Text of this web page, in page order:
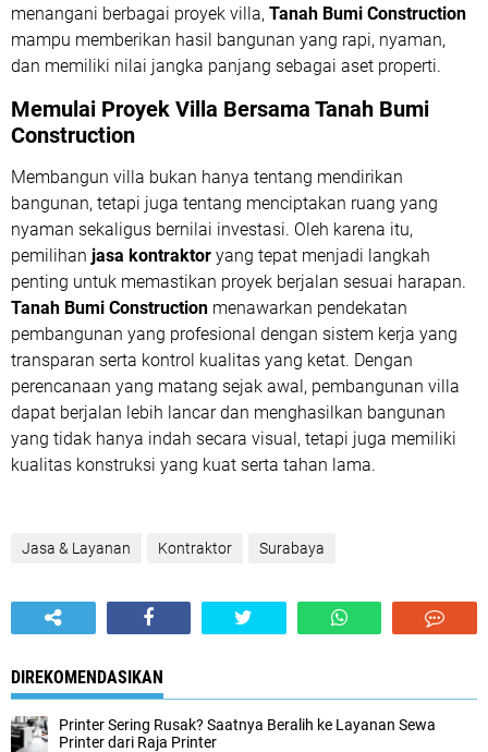
menangani berbagai proyek villa, Tanah Bumi Construction
mampu memberikan hasil bangunan yang rapi, nyaman,
dan memiliki nilai jangka panjang sebagai aset properti.
Memulai Proyek Villa Bersama Tanah Bumi
Construction
Membangun villa bukan hanya tentang mendirikan
bangunan, tetapi juga tentang menciptakan ruang yang
nyaman sekaligus bernilai investasi. Oleh karena itu,
pemilihan jasa kontraktor yang tepat menjadi langkah
penting untuk memastikan proyek berjalan sesuai harapan.
Tanah Bumi Construction menawarkan pendekatan
pembangunan yang profesional dengan sistem kerja yang
transparan serta kontrol kualitas yang ketat. Dengan
perencanaan yang matang sejak awal, pembangunan villa
dapat berjalan lebih lancar dan menghasilkan bangunan
yang tidak hanya indah secara visual, tetapi juga memiliki
kualitas konstruksi yang kuat serta tahan lama.
Jasa & Layanan Kontraktor Surabaya
DIREKOMENDASIKAN
Printer Sering Rusak? Saatnya Beralih ke Layanan Sewa
Printer dari Raja Printer